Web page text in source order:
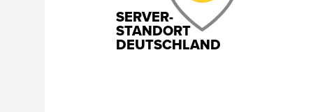
SERVER-
STANDORT
DEUTSCHLAND